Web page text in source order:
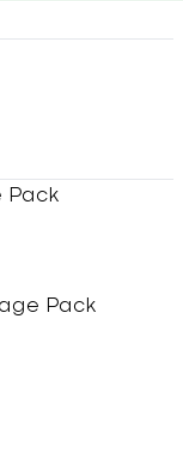
Pack
Pack